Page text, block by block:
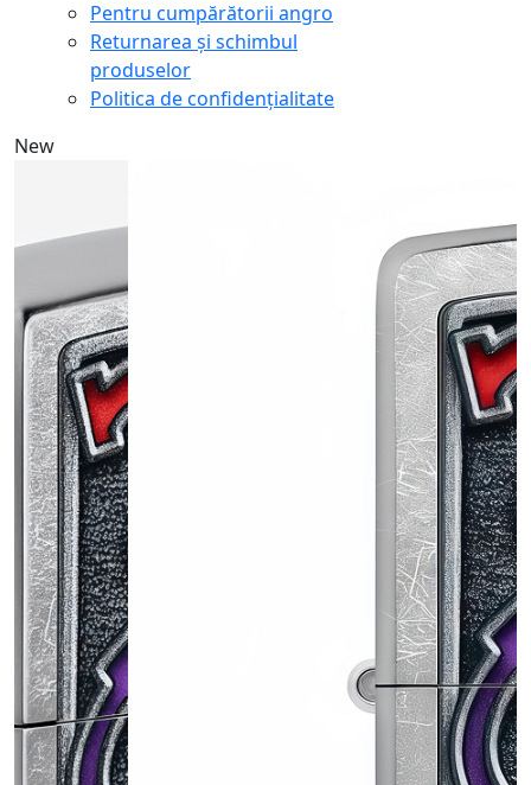
Pentru cumpărătorii angro
Returnarea și schimbul
produselor
Politica de confidențialitate
New